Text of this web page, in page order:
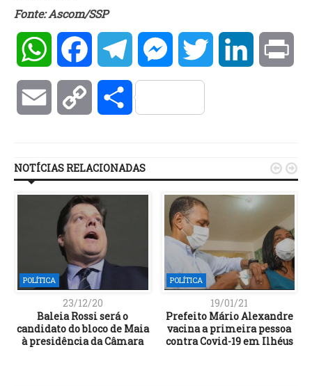
Fonte: Ascom/SSP
WhatsAppFacebookTelegramMessengerTwitter LinkedIn
Email Copy Compartilhar
NOTÍCIAS RELACIONADAS
POLÍTICA
23/12/20
Baleia Rossi será o
candidato do bloco de Maia
à presidência da Câmara
POLÍTICA
19/01/21
Prefeito Mário Alexandre
vacina a primeira pessoa
contra Covid-19 em Ilhéus
 